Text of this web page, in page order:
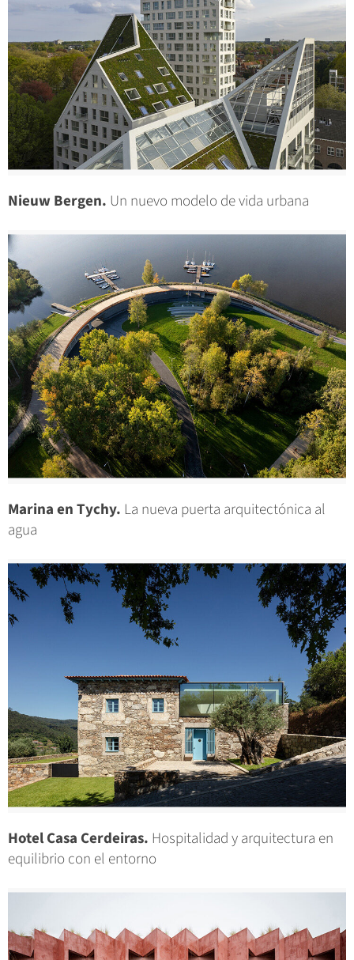
Nieuw Bergen. Un nuevo modelo de vida urbana
Marina en Tychy. La nueva puerta arquitectónica al
agua
Hotel Casa Cerdeiras. Hospitalidad y arquitectura en
equilibrio con el entorno